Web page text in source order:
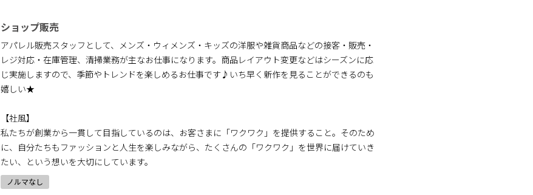
ショップ販売
アパレル販売スタッフとして、メンズ・ウィメンズ・キッズの洋服や雑貨商品などの接客・販売・
レジ対応・在庫管理、清掃業務が主なお仕事になります。商品レイアウト変更などはシーズンに応
じ実施しますので、季節やトレンドを楽しめるお仕事です♪いち早く新作を見ることができるのも
嬉しい★
【社風】
私たちが創業から一貫して目指しているのは、お客さまに「ワクワク」を提供すること。そのため
に、自分たちもファッションと人生を楽しみながら、たくさんの「ワクワク」を世界に届けていき
たい、という想いを大切にしています。
ノルマなし